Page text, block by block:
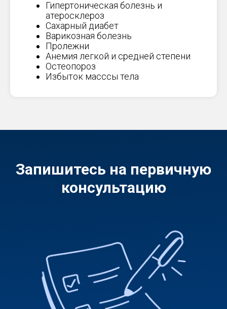
Гипертоническая болезнь и
атеросклероз
Сахарный диабет
Варикозная болезнь
Пролежни
Анемия легкой и средней степени
Остеопороз
Избыток масссы тела
Запишитесь на первичную
консультацию